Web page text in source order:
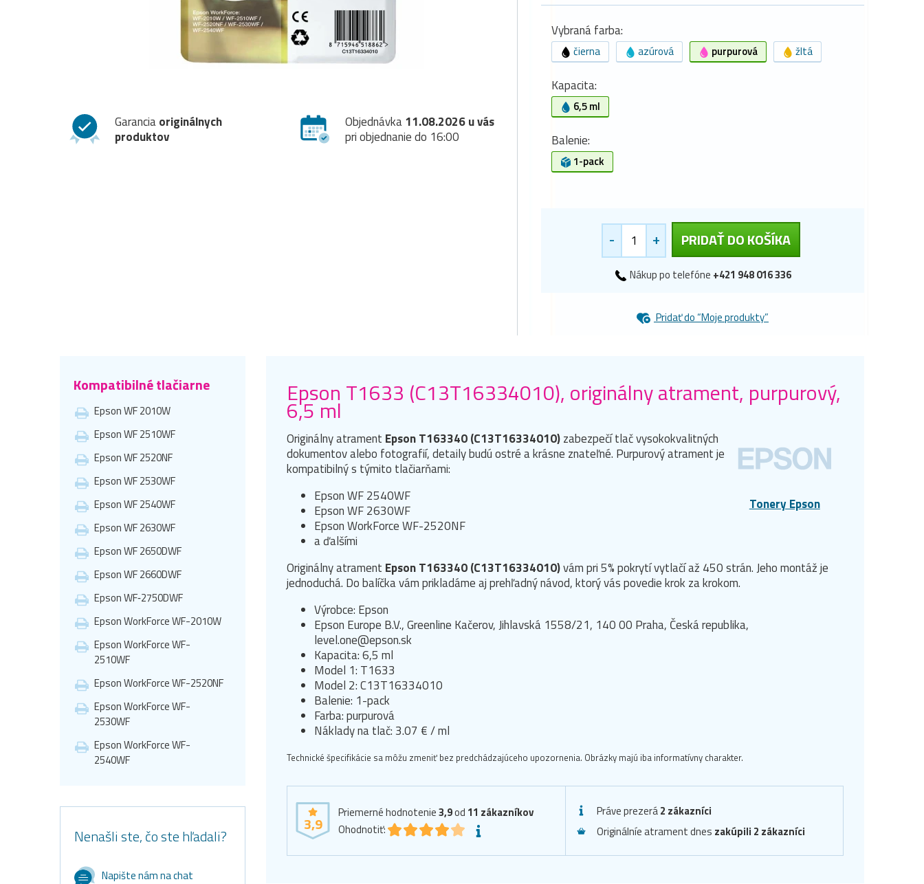
Garanciaoriginálnych
produktov
Objednávka11.08.2026 u vás
pri objednanie do 16:00
Vybraná farba:
čierna azúrová purpurová žltá
Kapacita:
6,5 ml
Balenie:
1-pack
- + PRIDAŤ DO KOŠÍKA
Nákup po telefóne +421 948 016 336
Pridať do “Moje produkty”
Kompatibilné tlačiarne
Epson WF 2010W
Epson WF 2510WF
Epson WF 2520NF
Epson WF 2530WF
Epson WF 2540WF
Epson WF 2630WF
Epson WF 2650DWF
Epson WF 2660DWF
Epson WF‑2750DWF
Epson WorkForce WF-2010W
Epson WorkForce WF-
2510WF
Epson WorkForce WF-2520NF
Epson WorkForce WF-
2530WF
Epson WorkForce WF-
2540WF
Nenašli ste, čo ste hľadali?
Napište nám na chat
Epson T1633 (C13T16334010), originálny atrament, purpurový,
6,5 ml
Tonery Epson
Originálny atrament Epson T163340 (C13T16334010)zabezpečí tlač vysokokvalitných
dokumentov alebo fotografií, detaily budú ostré a krásne znateľné. Purpurový atrament je
kompatibilný s týmito tlačiarňami:
Epson WF 2540WF
Epson WF 2630WF
Epson WorkForce WF-2520NF
a ďalšími
Originálny atrament Epson T163340 (C13T16334010)vám pri 5% pokrytí vytlačí až 450 strán. Jeho montáž je
jednoduchá. Do balíčka vám prikladáme aj prehľadný návod, ktorý vás povedie krok za krokom.
Výrobce: Epson
Epson Europe B.V., Greenline Kačerov, Jihlavská 1558/21, 140 00 Praha, Česká republika,
level.one@epson.sk
Kapacita: 6,5 ml
Model 1: T1633
Model 2: C13T16334010
Balenie: 1-pack
Farba: purpurová
Náklady na tlač: 3.07 € / ml
Technické špecifikácie sa môžu zmeniť bez predchádzajúceho upozornenia. Obrázky majú iba informatívny charakter.
3,9
Priemerné hodnotenie3,9od 11 zákazníkov
Ohodnotiť:
Práve prezerá2 zákazníci
Originálníe atrament dnes zakúpili 2 zákazníci